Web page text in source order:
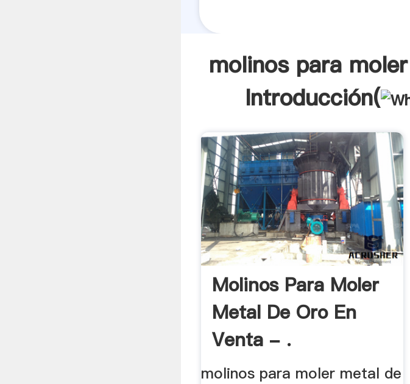
molinos para
Introducción(
Molinos Para Moler
Metal De Oro En
Venta - .
molinos para moler metal de